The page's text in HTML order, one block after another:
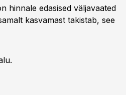
hinnale edasised väljavaated
kasvamast takistab, see